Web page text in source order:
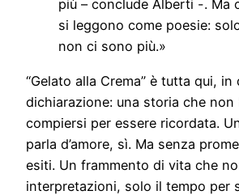
più – conclude Alberti -. Ma
si leggono come poesie:
non ci sono più.»
“Gelato alla Crema” è tutta qui, in
dichiarazione: una storia che
compiersi per essere ricordata.
parla d’amore, sì. Ma senza
esiti. Un frammento di vita che
interpretazioni, solo il tempo per